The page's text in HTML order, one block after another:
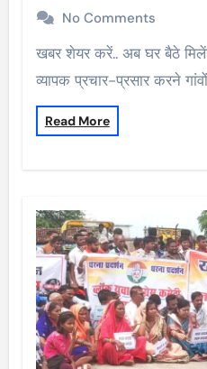
No Comments
खबर शेयर करें.. अब घर बैठे मिलेंगी सरकारी सेवाएं, सेवा सेतु का
व्यापक प्रचार-प्रसार करने
Read More